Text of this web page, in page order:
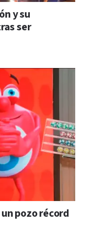
y su
ser
pozo récord